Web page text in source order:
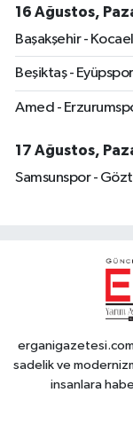
16 Ağustos,
Başakşehir -
Beşiktaş - Eyüpspor
Amed -
17 Ağustos,
Samsunspor -
sadelik ve
insanlara